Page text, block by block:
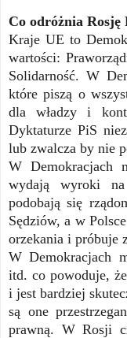
Co odróżnia
Kraje UE to
wartości:
Solidarność. W
które piszą o
dla władzy i
Dyktaturze PiS
lub zwalcza by nie
W Demokracjach
wydają wyroki
podobają się
Sędziów, a w
orzekania i próbuje
W Demokracjach
itd. co powoduje,
i jest bardziej
są one
prawną. W Rosji